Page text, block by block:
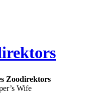
Zoodirektors
Wife